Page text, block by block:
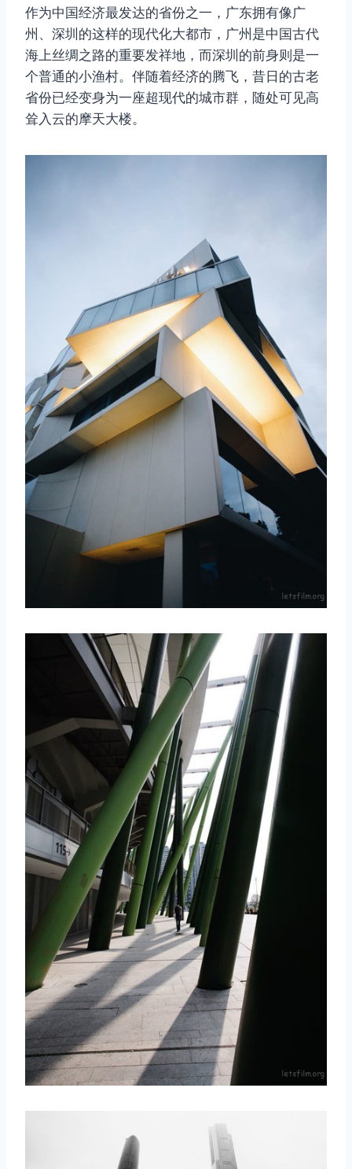
作为中国经济最发达的省份之一，广东拥有像广
州、深圳的这样的现代化大都市，广州是中国古代
海上丝绸之路的重要发祥地，而深圳的前身则是一
个普通的小渔村。伴随着经济的腾飞，昔日的古老
省份已经变身为一座超现代的城市群，随处可见高
耸入云的摩天大楼。